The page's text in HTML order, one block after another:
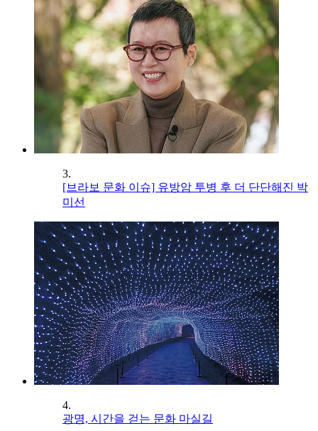
3.
[브라보 문화 이슈] 유방암 투병 후 더 단단해진 박
미선
4.
광명, 시간을 걷는 문화 마실길